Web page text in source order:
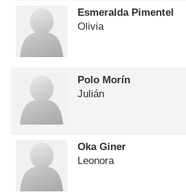
Esmeralda Pimentel
Olivia
Polo Morín
Julián
Oka Giner
Leonora